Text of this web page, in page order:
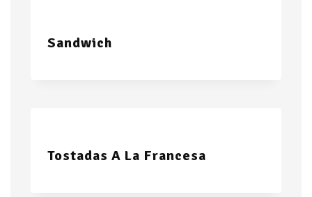
Sandwich
Tostadas A La Francesa